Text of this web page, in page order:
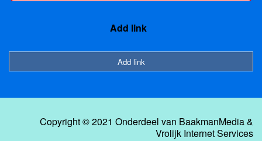
Add link
Add link
Copyright © 2021 Onderdeel van BaakmanMedia&
Vrolijk Internet Services